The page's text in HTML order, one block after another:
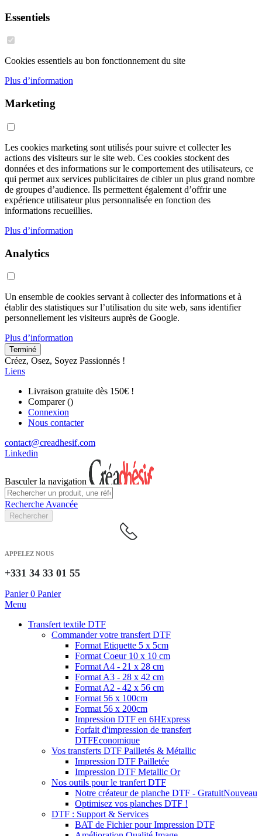
Essentiels
Cookies essentiels au bon fonctionnement du site
Plus d’information
Marketing
Les cookies marketing sont utilisés pour suivre et collecter les
actions des visiteurs sur le site web. Ces cookies stockent des
données et des informations sur le comportement des utilisateurs, ce
qui permet aux services publicitaires de cibler un plus grand nombre
de groupes d’audience. Ils permettent également d’offrir une
expérience utilisateur plus personnalisée en fonction des
informations recueillies.
Plus d’information
Analytics
Un ensemble de cookies servant à collecter des informations et à
établir des statistiques sur l’utilisation du site web, sans identifier
personnellement les visiteurs auprès de Google.
Plus d’information
Terminé
Créez, Osez, Soyez Passionnés !
Liens
Livraison gratuite dès 150€ !
Comparer ()
Connexion
Nous contacter
contact@creadhesif.com
Linkedin
Basculer la navigation
Recherche Avancée
Rechercher
APPELEZ NOUS
+331 34 33 01 55
Panier 0 Panier
Menu
Transfert textile DTF
Commander votre transfert DTF
Format Etiquette 5 x 5cm
Format Coeur 10 x 10 cm
Format A4 - 21 x 28 cm
Format A3 - 28 x 42 cm
Format A2 - 42 x 56 cm
Format 56 x 100cm
Format 56 x 200cm
Impression DTF en 6HExpress
Forfait d'impression de transfert
DTFEconomique
Vos transferts DTF Pailletés & Métallic
Impression DTF Pailletée
Impression DTF Metallic Or
Nos outils pour le tranfert DTF
Notre créateur de planche DTF - GratuitNouveau
Optimisez vos planches DTF !
DTF : Support & Services
BAT de Fichier pour Impression DTF